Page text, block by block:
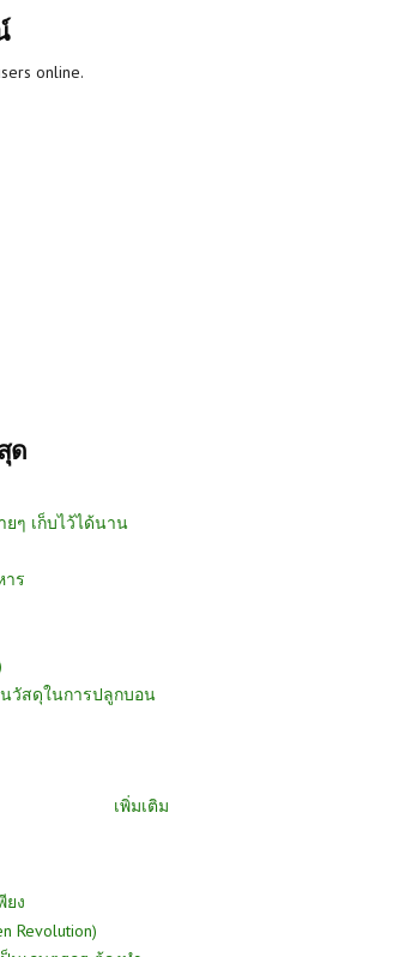
online.
ด
ๆ เก็บไว้ได้นาน
าร
วัสดุในการปลูกบอน
เพิ่มเติม
ยง
Revolution)